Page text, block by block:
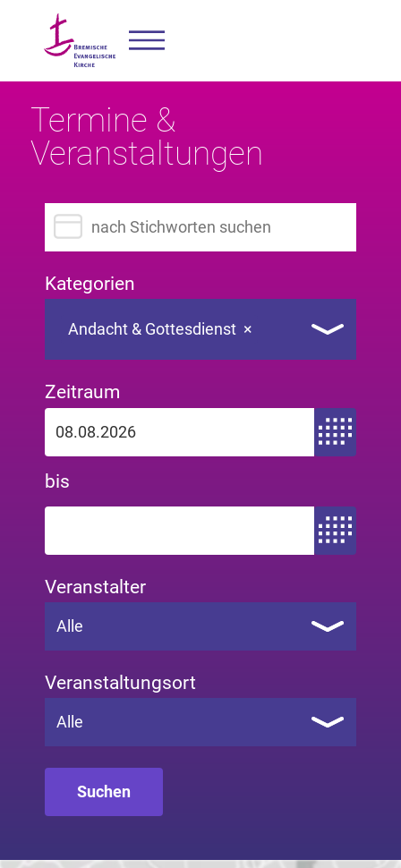
Termine &
Veranstaltungen
Suchbegriff eingeben
Kategorien
×
Andacht & Gottesdienst
Zeitraum
Zeitraum von
bis
Zeitraum bis
Veranstalter
Alle
Veranstaltungsort
Alle